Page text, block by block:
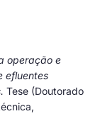
operação e
efluentes
Tese (Doutorado